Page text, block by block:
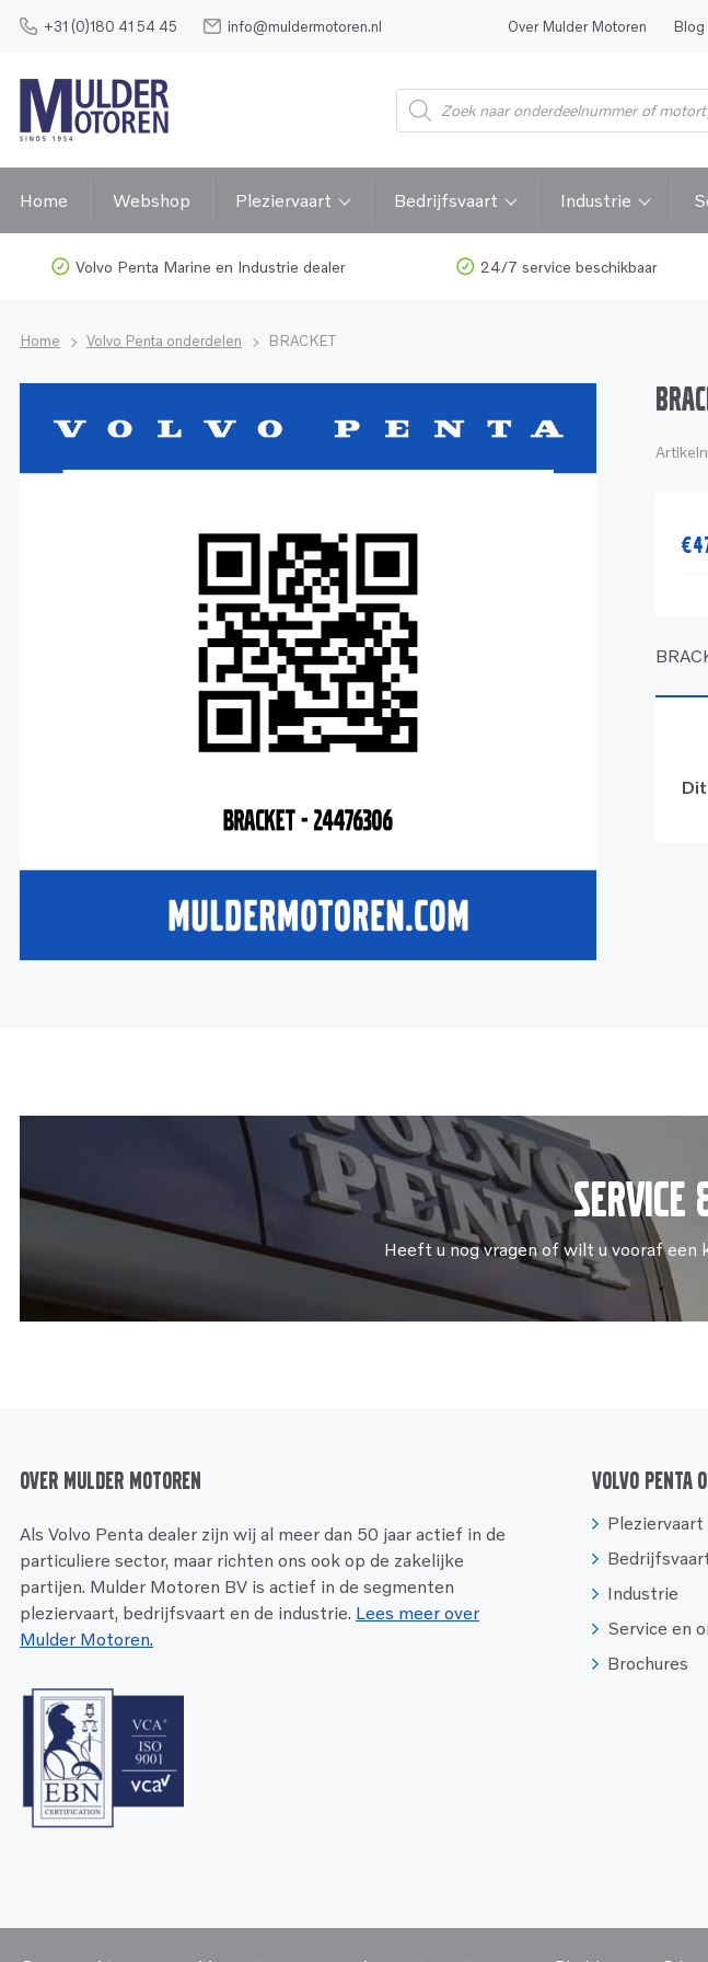
+31 (0)180 41 54 45 info@muldermotoren.nl Over Mulder Motoren Blog
Home Webshop Pleziervaart Bedrijfsvaart Industrie
Volvo Penta Marine en Industrie dealer 24/7 service beschikbaar
Home Volvo Penta onderdelen BRACKET
€
Service
Heeft u nog vragen of wilt u vooraf
Over Mulder Motoren
Als Volvo Penta dealer zijn wij al meer dan 50 jaar actief in de
particuliere sector, maar richten ons ook op de zakelijke
partijen. Mulder Motoren BV is actief in de segmenten
pleziervaart, bedrijfsvaart en de industrie. Lees meer over
Mulder Motoren.
Volvo Penta
Pleziervaart
Industrie
Service en
Brochures